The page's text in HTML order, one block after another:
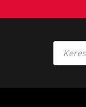
Products
search